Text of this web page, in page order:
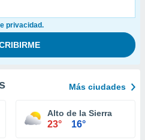
privacidad.
Más ciudades
Alto de la Sierra
23° 16°